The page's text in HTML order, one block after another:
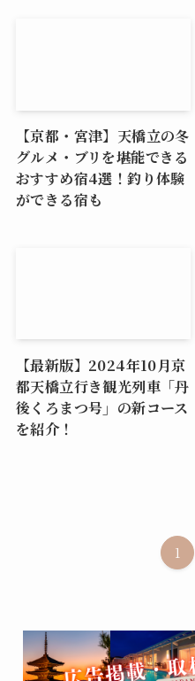
【京都・宮津】天橋立の冬
グルメ・ブリを堪能できる
おすすめ宿4選！釣り体験
ができる宿も
【最新版】2024年10月京
都天橋立行き観光列車「丹
後くろまつ号」の新コース
を紹介！
1